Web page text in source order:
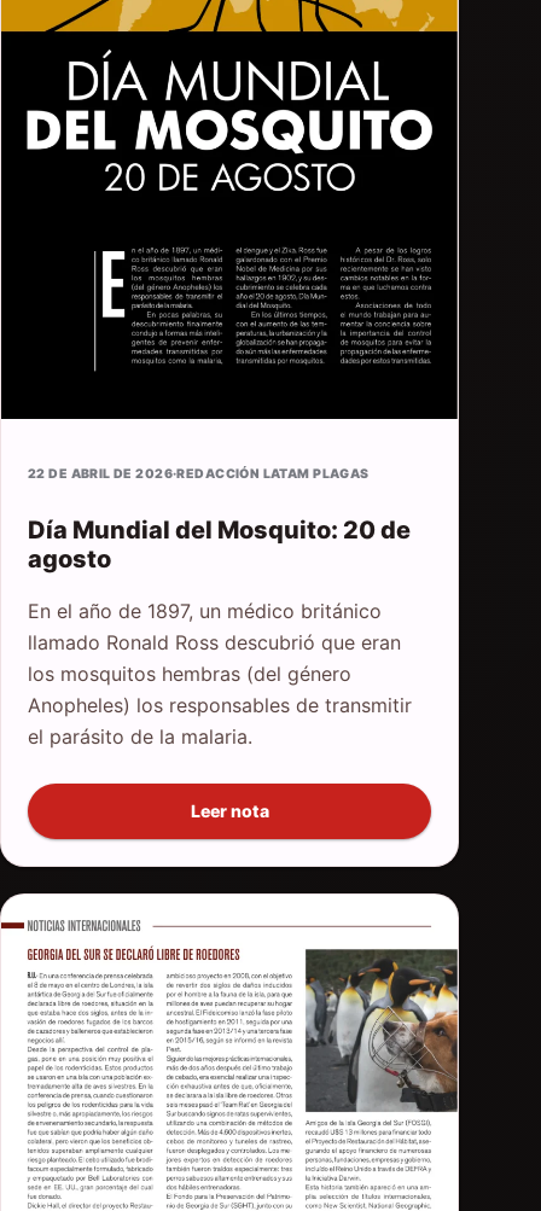
22 DE ABRIL DE 2026·REDACCIÓN LATAM PLAGAS
Día Mundial del Mosquito: 20 de
agosto
En el año de 1897, un médico británico
llamado Ronald Ross descubrió que eran
los mosquitos hembras (del género
Anopheles) los responsables de transmitir
el parásito de la malaria.
Leer nota